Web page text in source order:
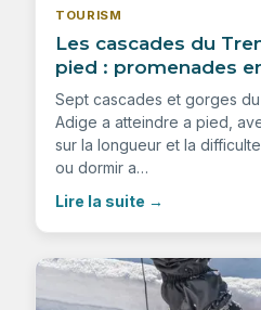
TOURISM
Les cascades du
pied : promenades
Sept cascades et gorges
Adige a atteindre a pied,
sur la longueur et la
ou dormir a…
Lire la suite →